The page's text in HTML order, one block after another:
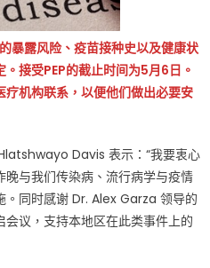
报
暴露风险、疫苗接种史以及健康状
接受PEP的截止时间为5月6日。
机构联系，以便他们做出必要安
Davis 表示：“我要衷心
与我们传染病、流行病学与疫情
同时感谢 Dr. Alex Garza 领导的
议，支持本地区在此类事件上的